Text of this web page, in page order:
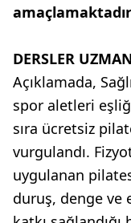
DERSLER
Açıklamada,
spor aletleri
sıra ücretsiz
vurgulandı.
uygulanan
duruş, denge